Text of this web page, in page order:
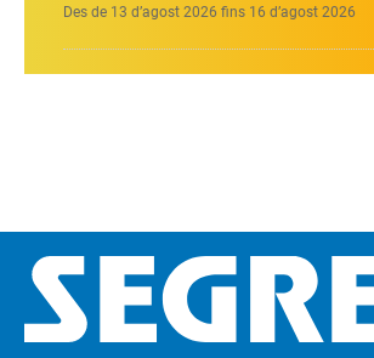
Des de 13 d’agost 2026 fins 16 d’agost 2026